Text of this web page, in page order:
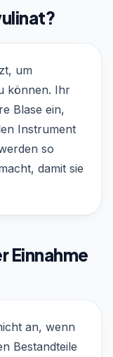
um
können. Ihr
Blase ein,
Instrument
so
damit sie
Einnahme
an, wenn
Bestandteile